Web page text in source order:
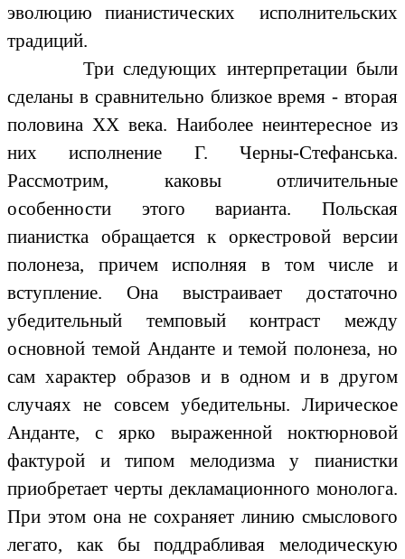
эволюцию пианистических исполнительских
традиций.
Три следующих интерпретации были
сделаны в сравнительно близкое время - вторая
половина ХХ века. Наиболее неинтересное из
них исполнение Г. Черны-Стефанська.
Рассмотрим, каковы отличительные
особенности этого варианта. Польская
пианистка обращается к оркестровой версии
полонеза, причем исполняя в том числе и
вступление. Она выстраивает достаточно
убедительный темповый контраст между
основной темой Анданте и темой полонеза, но
сам характер образов и в одном и в другом
случаях не совсем убедительны. Лирическое
Анданте, с ярко выраженной ноктюрновой
фактурой и типом мелодизма у пианистки
приобретает черты декламационного монолога.
При этом она не сохраняет линию смыслового
легато, как бы поддрабливая мелодическую